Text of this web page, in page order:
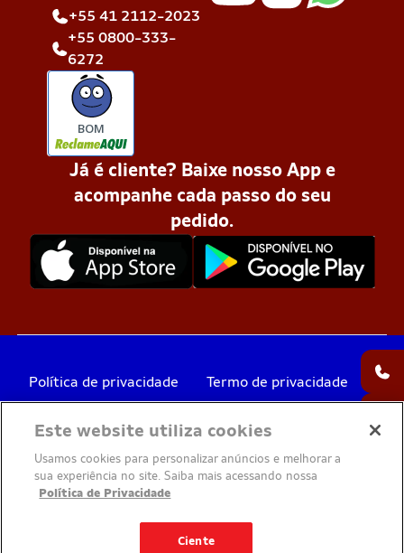
+55 41 2112-2023
+55 0800-333-
6272
BOM
Já é cliente? Baixe nosso App e
acompanhe cada passo do seu
pedido.
Política de privacidade Termo de privacidade
Votorantim Cimentos
© Todos os direitos reservados 2026
Este website utiliza cookies
Usamos cookies para personalizar anúncios e melhorar a
sua experiência no site. Saiba mais acessando nossa
Política de Privacidade
Ciente